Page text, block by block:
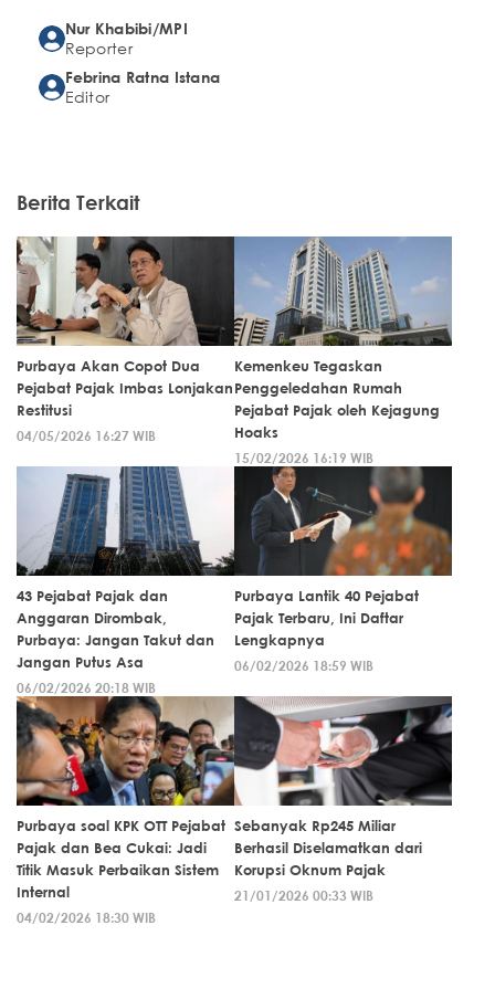
Nur Khabibi/MPI
Reporter
Febrina Ratna Istana
Editor
Berita Terkait
Purbaya Akan Copot Dua
Pejabat Pajak Imbas Lonjakan
Restitusi
04/05/2026 16:27 WIB
Kemenkeu Tegaskan
Penggeledahan Rumah
Pejabat Pajak oleh Kejagung
Hoaks
15/02/2026 16:19 WIB
43 Pejabat Pajak dan
Anggaran Dirombak,
Purbaya: Jangan Takut dan
Jangan Putus Asa
06/02/2026 20:18 WIB
Purbaya Lantik 40 Pejabat
Pajak Terbaru, Ini Daftar
Lengkapnya
06/02/2026 18:59 WIB
Purbaya soal KPK OTT Pejabat
Pajak dan Bea Cukai: Jadi
Titik Masuk Perbaikan Sistem
Internal
04/02/2026 18:30 WIB
Sebanyak Rp245 Miliar
Berhasil Diselamatkan dari
Korupsi Oknum Pajak
21/01/2026 00:33 WIB